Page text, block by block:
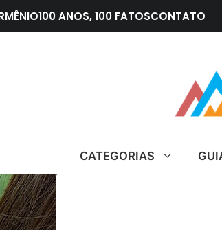
100 ANOS, 100 FATOSCONTATO
CATEGORIAS